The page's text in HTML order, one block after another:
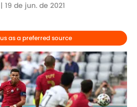
| 19 de jun. de 2021
as a preferred source